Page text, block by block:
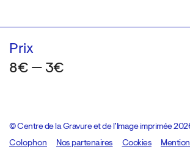
Prix
8€ — 3€
© Centre de la Gravure et de l’Image imprimée
Colophon
Design:Marcel Kaczmarek, code:8080.studio
Nos partenaires Cookies